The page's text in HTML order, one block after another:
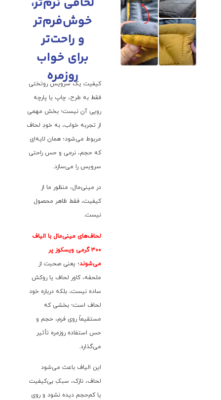
خوش‌فرم‌تر
و راحت‌تر
برای خواب
روزمره
کیفیت یک سرویس روتختی
فقط به طرح، چاپ یا پارچه
رویی آن نیست؛ بخش مهمی
از تجربه خواب، به خودِ لحاف
مربوط می‌شود؛ همان لایه‌ای
که حجم، نرمی و حس راحتی
سرویس را می‌سازد.
در مینی‌مال، منظور ما از
کیفیت، فقط ظاهر محصول
نیست.
لحاف‌های مینی‌مال با الیاف
۳۰۰ گرمی ویسکوز پر
می‌شوند؛ یعنی صحبت از
ملحفه، کاور لحاف یا روکش
ساده نیست، بلکه درباره خود
لحاف است؛ بخشی که
مستقیماً روی فرم، حجم و
حس استفاده روزمره تأثیر
می‌گذارد.
این الیاف باعث می‌شود
لحاف، نازک، سبکِ بی‌کیفیت
یا کم‌حجم دیده نشود و روی